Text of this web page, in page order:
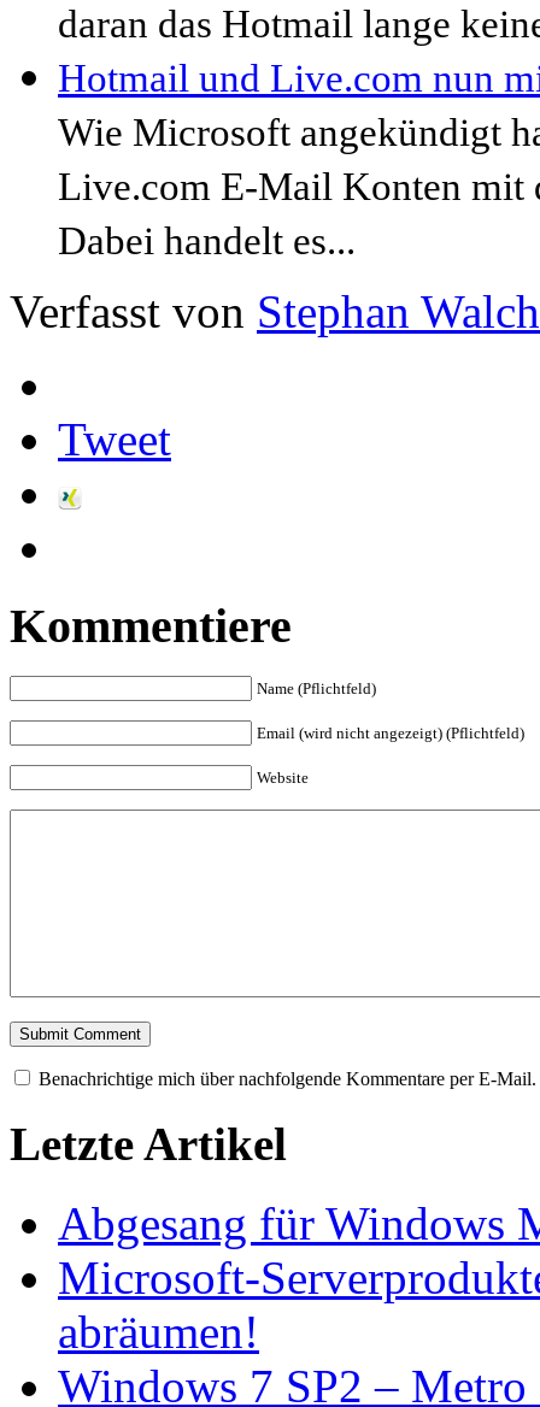
daran das Hotmail lange
Hotmail und Live.com nun
Wie Microsoft angekündigt
Live.com E-Mail Konten mit
Dabei handelt es...
Verfasst von Stephan
Tweet
Kommentiere
Name (Pflichtfeld)
Email (wird nicht angezeigt) (Pflichtfeld)
Website
Benachrichtige mich über nachfolgende Kommentare per E-Mail.
Letzte Artikel
Abgesang für Windows
Microsoft-
abräumen!
Windows 7 SP2 – Metro